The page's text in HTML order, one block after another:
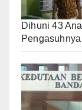
Dihuni 43